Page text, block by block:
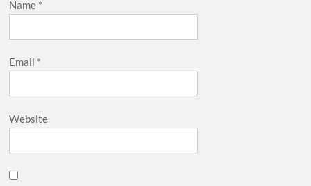
Name *
Email *
Website